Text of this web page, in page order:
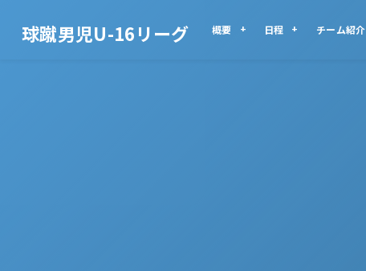
球蹴男児U-16リーグ 概要 日程 チーム紹介